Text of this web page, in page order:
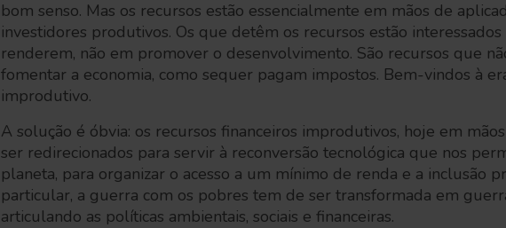
bom senso. Mas os recursos estão essencialmente em mãos de
investidores produtivos. Os que detêm os recursos estão
renderem, não em promover o desenvolvimento. São recursos que
fomentar a economia, como sequer pagam impostos. Bem-vindos à
improdutivo.
A solução é óbvia: os recursos financeiros improdutivos, hoje em
ser redirecionados para servir à reconversão tecnológica que nos
planeta, para organizar o acesso a um mínimo de renda e a inclusão
particular, a guerra com os pobres tem de ser transformada em
articulando as políticas ambientais, sociais e financeiras.